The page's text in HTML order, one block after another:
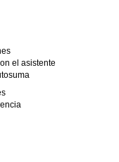
el asistente